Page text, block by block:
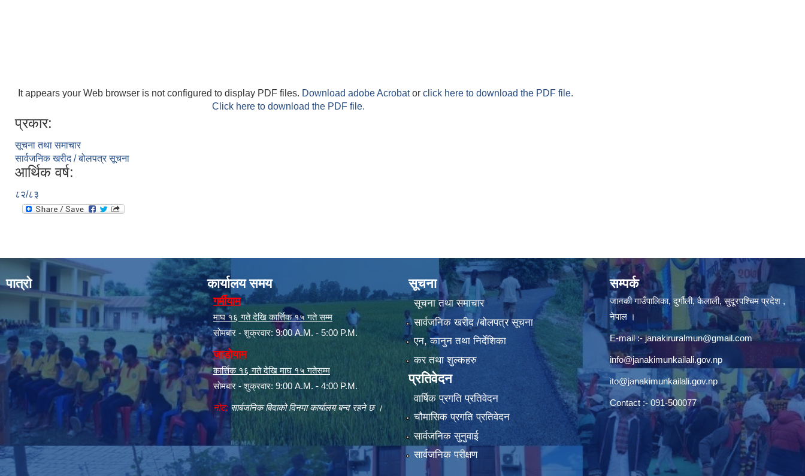
It appears your Web browser is not configured to display PDF files. Download adobe Acrobator click here to download the PDF file.
Click here to download the PDF file.
प्रकार:
सूचना तथा समाचार
सार्वजनिक खरीद / बोलपत्र सूचना
आर्थिक वर्ष:
८२/८३
पात्रो कार्यालय समय
गर्मीयाम
माघ १६ गते देखि कार्त्तिक १५ गते सम्म
सोमबार - शुक्रवार: 9:00 A.M. - 5:00 P.M.
जाडोयाम
कार्त्तिक १६ गते देखि माघ १५ गतेसम्म
सोमबार - शुक्रवार: 9:00 A.M. - 4:00 P.M.
नोट: सार्बजनिक बिदाको दिनमा कार्यालय बन्द रहने छ ।
सूचना
सूचना तथा समाचार
सार्वजनिक खरीद /बोलपत्र सूचना
एन, कानुन तथा निर्देशिका
कर तथा शुल्कहरु
प्रतिवेदन
वार्षिक प्रगति प्रतिवेदन
चौमासिक प्रगति प्रतिवेदन
सार्वजनिक सुनुवाई
सार्वजनिक परीक्षण
सम्पर्क
जानकी गाउँपालिका, दुर्गौली, कैलाली, सुदूरपश्चिम प्रदेश ,
नेपाल ।
E-mail :-janakiruralmun@gmail.com
info@janakimunkailali.gov.np
ito@janakimunkailali.gov.np
Contact :- 091-500077